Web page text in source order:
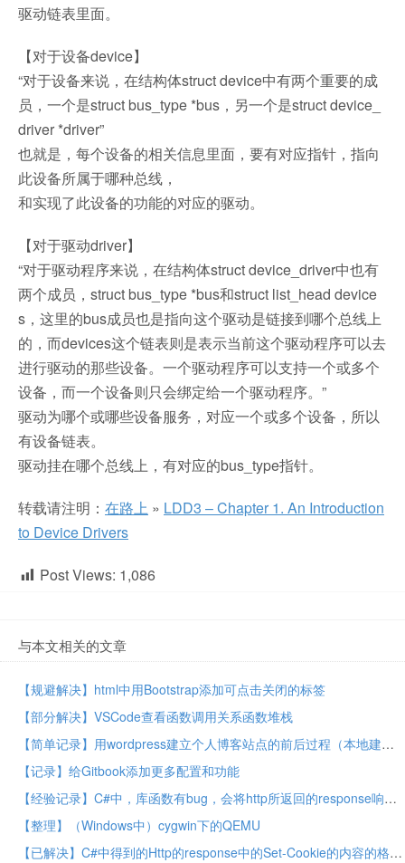
驱动链表里面。
【对于设备device】
“对于设备来说，在结构体struct device中有两个重要的成
员，一个是struct bus_type *bus，另一个是struct device_
driver *driver”
也就是，每个设备的相关信息里面，要有对应指针，指向
此设备所属于哪种总线，
和实现了此设备的功能的对应的驱动。
【对于驱动driver】
“对于驱动程序来说，在结构体struct device_driver中也有
两个成员，struct bus_type *bus和struct list_head device
s，这里的bus成员也是指向这个驱动是链接到哪个总线上
的，而devices这个链表则是表示当前这个驱动程序可以去
进行驱动的那些设备。一个驱动程序可以支持一个或多个
设备，而一个设备则只会绑定给一个驱动程序。”
驱动为哪个或哪些设备服务，对应一个或多个设备，所以
有设备链表。
驱动挂在哪个总线上，有对应的bus_type指针。
转载请注明： 在路上 » LDD3 – Chapter 1. An Introduction
to Device Drivers
Post Views: 1,086
与本文相关的文章
【规避解决】html中用Bootstrap添加可点击关闭的标签
【部分解决】VSCode查看函数调用关系函数堆栈
【简单记录】用wordpress建立个人博客站点的前后过程（本地建站，买域名，买主机，在线建站）
【记录】给Gitbook添加更多配置和功能
【经验记录】C#中，库函数有bug，会将http所返回的response响应中的headers头信息中的Set-Cookie值，解析错误，丢失部分cookie
【整理】（Windows中）cygwin下的QEMU
【已解决】C#中得到的Http的response中的Set-Cookie的内容的格式不对/错误/不正确 –> 已实现把Set-Cookie部分的字符串解析为CookieCollection